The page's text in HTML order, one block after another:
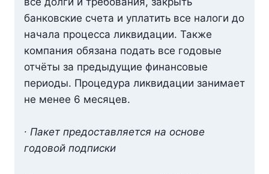
банковские счета и уплатить все налоги до
начала процесса ликвидации. Также
компания обязана подать все годовые
отчёты за предыдущие финансовые
периоды. Процедура ликвидации занимает
не менее 6 месяцев.
∙ Пакет предоставляется на основе
годовой подписки